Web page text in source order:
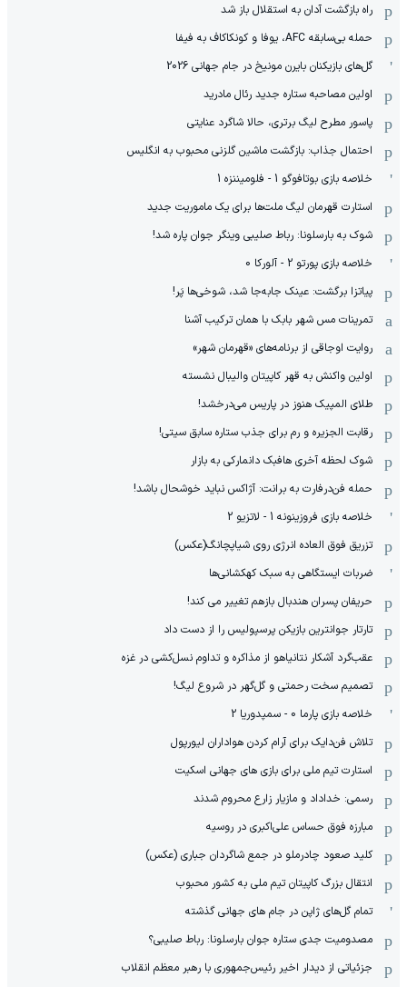
راه بازگشت آدان به استقلال باز شد
حمله بی‌سابقه AFC، یوفا و کونکاکاف به فیفا
گل‌های بازیکنان بایرن مونیخ در جام جهانی 2026
‫اولین مصاحبه ستاره جدید رئال مادرید
پاسور مطرح لیگ برتری، حالا شاگرد عنایتی
احتمال جذاب: بازگشت ماشین گلزنی محبوب به انگلیس
خلاصه بازی بوتافوگو 1 - فلومیننزه 1
استارت قهرمان لیگ ملت‌ها برای یک ماموریت جدید
‫شوک به بارسلونا: رباط صلیبی وینگر جوان پاره شد!
خلاصه بازی پورتو 2 - آلورکا 0
پیاتزا برگشت: عینک جابه‌جا شد، شوخی‌ها پَر!
تمرینات مس شهر بابک با همان ترکیب آشنا
روایت اوجاقی از برنامه‌های «قهرمان شهر»
اولین واکنش به قهر کاپیتان والیبال نشسته
طلای المپیک هنوز در پاریس می‌درخشد!
رقابت الجزیره و رم برای جذب ستاره سابق سیتی!
شوک لحظه آخری هافبک دانمارکی به بازار
حمله فن‌درفارت به برانت: آژاکس نباید خوشحال باشد!
خلاصه بازی فروزینونه 1 - لاتزیو 2
تزریق فوق العاده انرژی روی شیاپچانگ(عکس)
ضربات ایستگاهی به سبک کهکشانی‌ها
حریفان پسران هندبال بازهم تغییر می کند!
تارتار جوانترین بازیکن پرسپولیس را از دست داد
عقب‌گرد آشکار نتانیاهو از مذاکره و تداوم نسل‌کشی در غزه
تصمیم سخت رحمتی و گل‌گهر در شروع لیگ!
خلاصه بازی پارما 0 - سمپدوریا 2
تلاش فن‌دایک برای آرام کردن هواداران لیورپول
استارت تیم ملی برای بازی های جهانی اسکیت
رسمی: خداداد و مازیار زارع محروم شدند
مبارزه فوق حساس علی‌اکبری در روسیه
کلید صعود چادرملو در جمع شاگردان جباری (عکس)
انتقال بزرگ کاپیتان تیم ملی به کشور محبوب
تمام گل‌های ژاپن در جام های جهانی گذشته
مصدومیت جدی ستاره جوان بارسلونا: رباط صلیبی؟
جزئیاتی از دیدار اخیر رئیس‌جمهوری با رهبر معظم انقلاب